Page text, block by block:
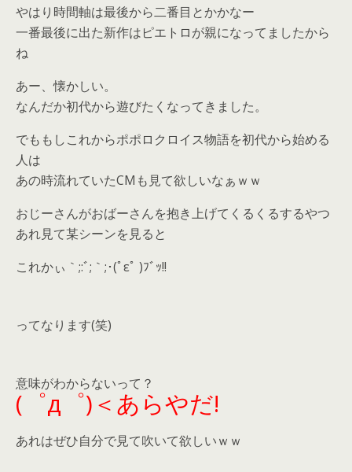
やはり時間軸は最後から二番目とかかなー
一番最後に出た新作はピエトロが親になってましたから
ね
あー、懐かしい。
なんだか初代から遊びたくなってきました。
でももしこれからポポロクロイス物語を初代から始める
人は
あの時流れていたCMも見て欲しいなぁｗｗ
おじーさんがおばーさんを抱き上げてくるくるするやつ
あれ見て某シーンを見ると
これかぃ｀;:ﾞ;｀;･(ﾟεﾟ )ﾌﾞｯ!!
ってなります(笑)
意味がわからないって？
(゜д゜)＜あらやだ!
あれはぜひ自分で見て吹いて欲しいｗｗ